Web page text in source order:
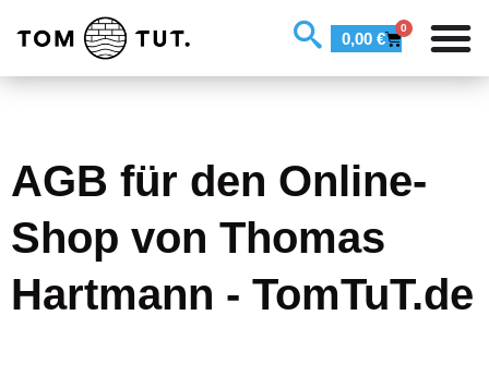
0,00 €
0
AGB für den Online-
Shop von Thomas
Hartmann - TomTuT.de